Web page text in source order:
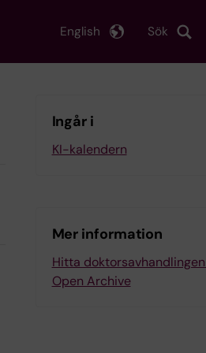
Sök
English
Ingår i
KI-kalendern
Mer information
Hitta doktorsavhandlingen
Open Archive